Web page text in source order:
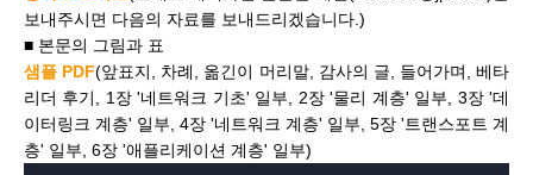
보내주시면 다음의 자료를 보내드리겠습니다.)
■ 본문의 그림과 표
샘플 PDF(앞표지, 차례, 옮긴이 머리말, 감사의 글, 들어가며, 베타
리더 후기, 1장 '네트워크 기초' 일부, 2장 '물리 계층' 일부, 3장 '데
이터링크 계층' 일부, 4장 '네트워크 계층' 일부, 5장 '트랜스포트 계
층' 일부, 6장 '애플리케이션 계층' 일부)